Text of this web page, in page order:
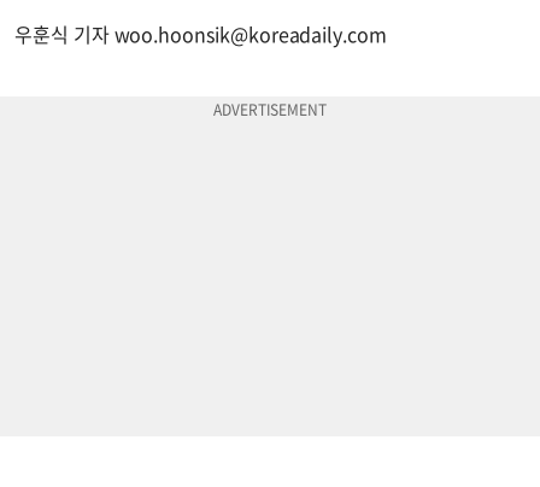
우훈식 기자woo.hoonsik@koreadaily.com